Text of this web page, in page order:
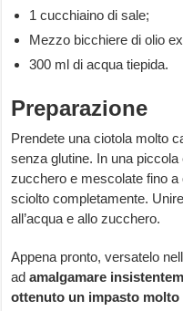
1 cucchiaino di sale;
Mezzo bicchiere di olio
300 ml di acqua tiepida.
Preparazione
Prendete una ciotola molto
senza glutine. In una piccola
zucchero e mescolate fino a
sciolto completamente.
all’acqua e allo zucchero.
Appena pronto, versatelo
ad amalgamare
ottenuto un impasto